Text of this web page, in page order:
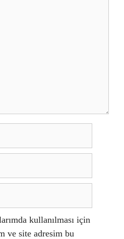
kullanılması için
ve site adresim bu